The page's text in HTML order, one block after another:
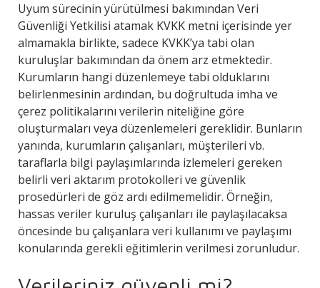
Uyum sürecinin yürütülmesi bakımından Veri
Güvenliği Yetkilisi atamak KVKK metni içerisinde yer
almamakla birlikte, sadece KVKK’ya tabi olan
kuruluşlar bakımından da önem arz etmektedir.
Kurumların hangi düzenlemeye tabi olduklarını
belirlenmesinin ardından, bu doğrultuda imha ve
çerez politikalarını verilerin niteliğine göre
oluşturmaları veya düzenlemeleri gereklidir. Bunların
yanında, kurumların çalışanları, müşterileri vb.
taraflarla bilgi paylaşımlarında izlemeleri gereken
belirli veri aktarım protokolleri ve güvenlik
prosedürleri de göz ardı edilmemelidir. Örneğin,
hassas veriler kuruluş çalışanları ile paylaşılacaksa
öncesinde bu çalışanlara veri kullanımı ve paylaşımı
konularında gerekli eğitimlerin verilmesi zorunludur.